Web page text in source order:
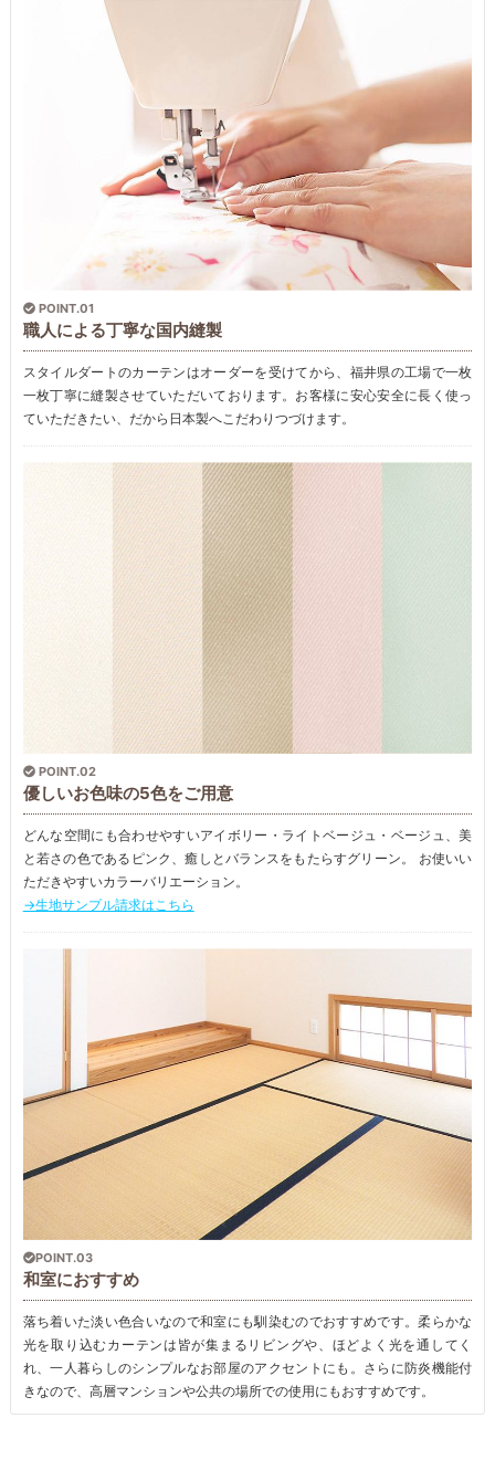
POINT.01
職人による丁寧な国内縫製
スタイルダートのカーテンはオーダーを受けてから、福井県の工場で一枚
一枚丁寧に縫製させていただいております。お客様に安心安全に長く使っ
ていただきたい、だから日本製へこだわりつづけます。
POINT.02
優しいお色味の5色をご用意
どんな空間にも合わせやすいアイボリー・ライトベージュ・ベージュ、美
と若さの色であるピンク、癒しとバランスをもたらすグリーン。 お使いい
ただきやすいカラーバリエーション。
→生地サンプル請求はこちら
POINT.03
和室におすすめ
落ち着いた淡い色合いなので和室にも馴染むのでおすすめです。柔らかな
光を取り込むカーテンは皆が集まるリビングや、ほどよく光を通してく
れ、一人暮らしのシンプルなお部屋のアクセントにも。さらに防炎機能付
きなので、高層マンションや公共の場所での使用にもおすすめです。